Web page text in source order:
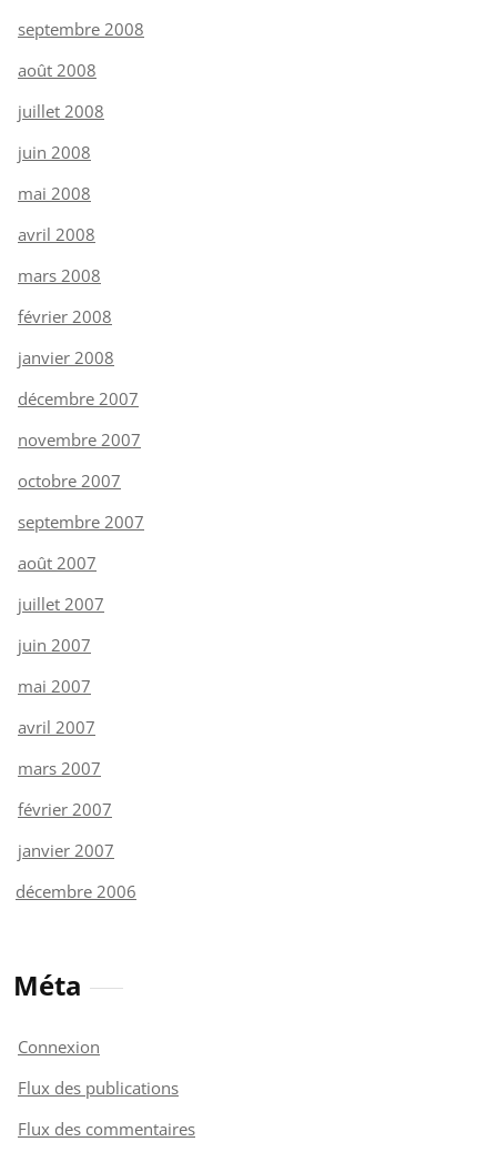
septembre 2008
août 2008
juillet 2008
juin 2008
mai 2008
avril 2008
mars 2008
février 2008
janvier 2008
décembre 2007
novembre 2007
octobre 2007
septembre 2007
août 2007
juillet 2007
juin 2007
mai 2007
avril 2007
mars 2007
février 2007
janvier 2007
décembre 2006
Méta
Connexion
Flux des publications
Flux des commentaires